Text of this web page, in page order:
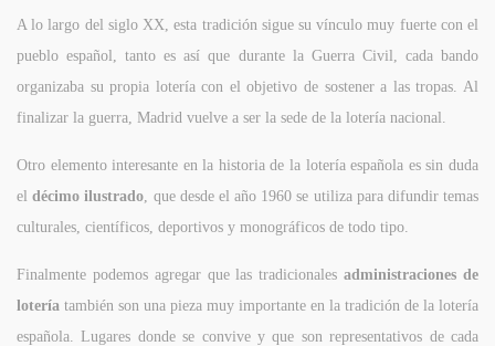
A lo largo del siglo XX, esta tradición sigue su vínculo muy fuerte con el
pueblo español, tanto es así que durante la Guerra Civil, cada bando
organizaba su propia lotería con el objetivo de sostener a las tropas. Al
finalizar la guerra, Madrid vuelve a ser la sede de la lotería nacional.
Otro elemento interesante en la historia de la lotería española es sin duda
eldécimo ilustrado , que desde el año 1960 se utiliza para difundir temas
culturales, científicos, deportivos y monográficos de todo tipo.
Finalmente podemos agregar que las tradicionalesadministraciones de
lotería también son una pieza muy importante en la tradición de la lotería
española. Lugares donde se convive y que son representativos de cada